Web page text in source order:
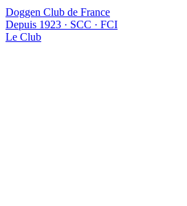
Doggen Club de France
Depuis 1923 · SCC · FCI
Le Club